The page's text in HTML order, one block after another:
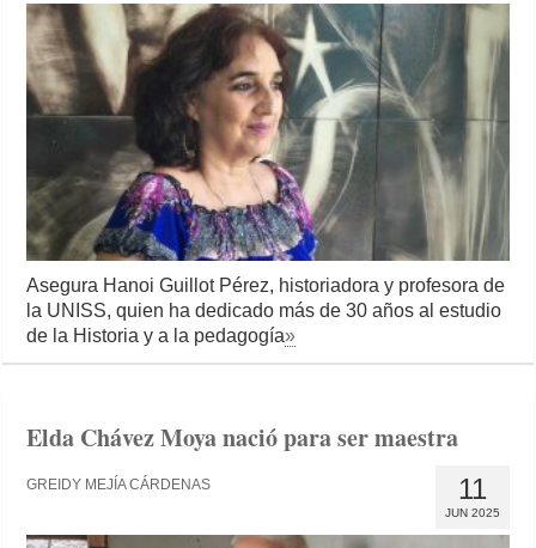
Asegura Hanoi Guillot Pérez, historiadora y profesora de
la UNISS, quien ha dedicado más de 30 años al estudio
de la Historia y a la pedagogía»
Elda Chávez Moya nació para ser maestra
11
JUN 2025
GREIDY MEJÍA CÁRDENAS